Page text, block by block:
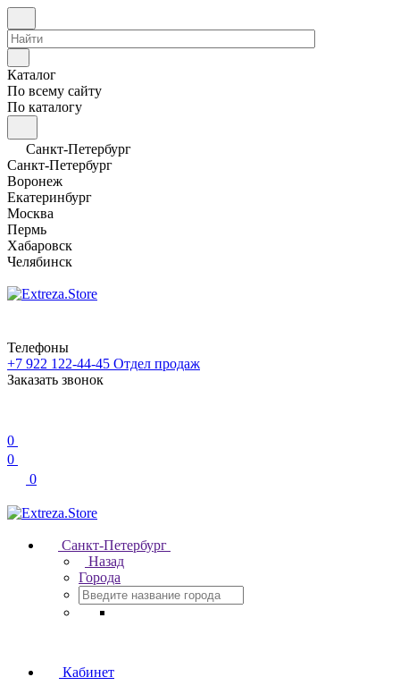
Каталог
По всему сайту
По каталогу
Санкт-Петербург
Санкт-Петербург
Воронеж
Екатеринбург
Москва
Пермь
Хабаровск
Челябинск
Телефоны
+7 922 122-44-45 Отдел продаж
Заказать звонок
0
0
0
Санкт-Петербург
Назад
Города
Кабинет